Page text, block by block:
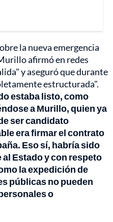
la nueva emergencia
afirmó en redes
y aseguró que durante
estructurada".
estaba listo, como
a Murillo, quien ya
ser candidato
era firmar el contrato
Eso sí, habría sido
Estado y con respeto
la expedición de
públicas no pueden
o